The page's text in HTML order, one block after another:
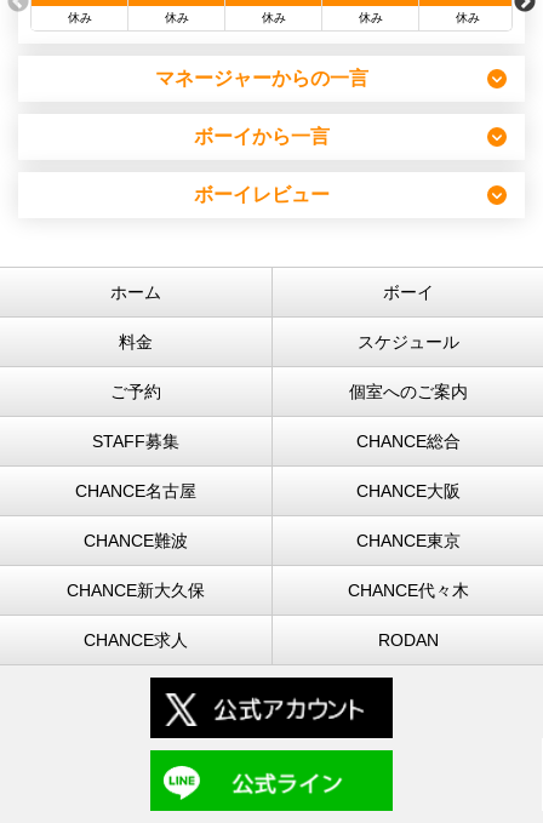
休み 休み 休み 休み 休み
マネージャーからの一言
ボーイから一言
ボーイレビュー
ホーム ボーイ
料金 スケジュール
ご予約 個室へのご案内
STAFF募集 CHANCE総合
CHANCE名古屋 CHANCE大阪
CHANCE難波 CHANCE東京
CHANCE新大久保 CHANCE代々木
CHANCE求人 RODAN